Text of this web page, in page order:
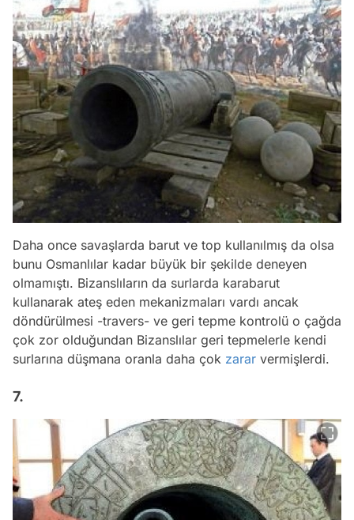
Daha once savaşlarda barut ve top kullanılmış da olsa
bunu Osmanlılar kadar büyük bir şekilde deneyen
olmamıştı. Bizanslıların da surlarda karabarut
kullanarak ateş eden mekanizmaları vardı ancak
döndürülmesi -travers- ve geri tepme kontrolü o çağda
çok zor olduğundan Bizanslılar geri tepmelerle kendi
surlarına düşmana oranla daha çok zarar vermişlerdi.
7.